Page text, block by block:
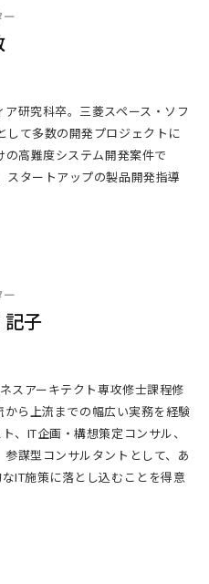
ー
研究科卒。三菱スペース・ソフ
して多数の開発プロジェクトに
高難度システム開発案件で
スタートアップの製品開発指導
ー
記子
スアーキテクト専攻修士課程修
ら上流までの幅広い実務を経験
、IT企画・構想策定コンサル、
謀型コンサルタントとして、あ
IT施策に落とし込むことを得意